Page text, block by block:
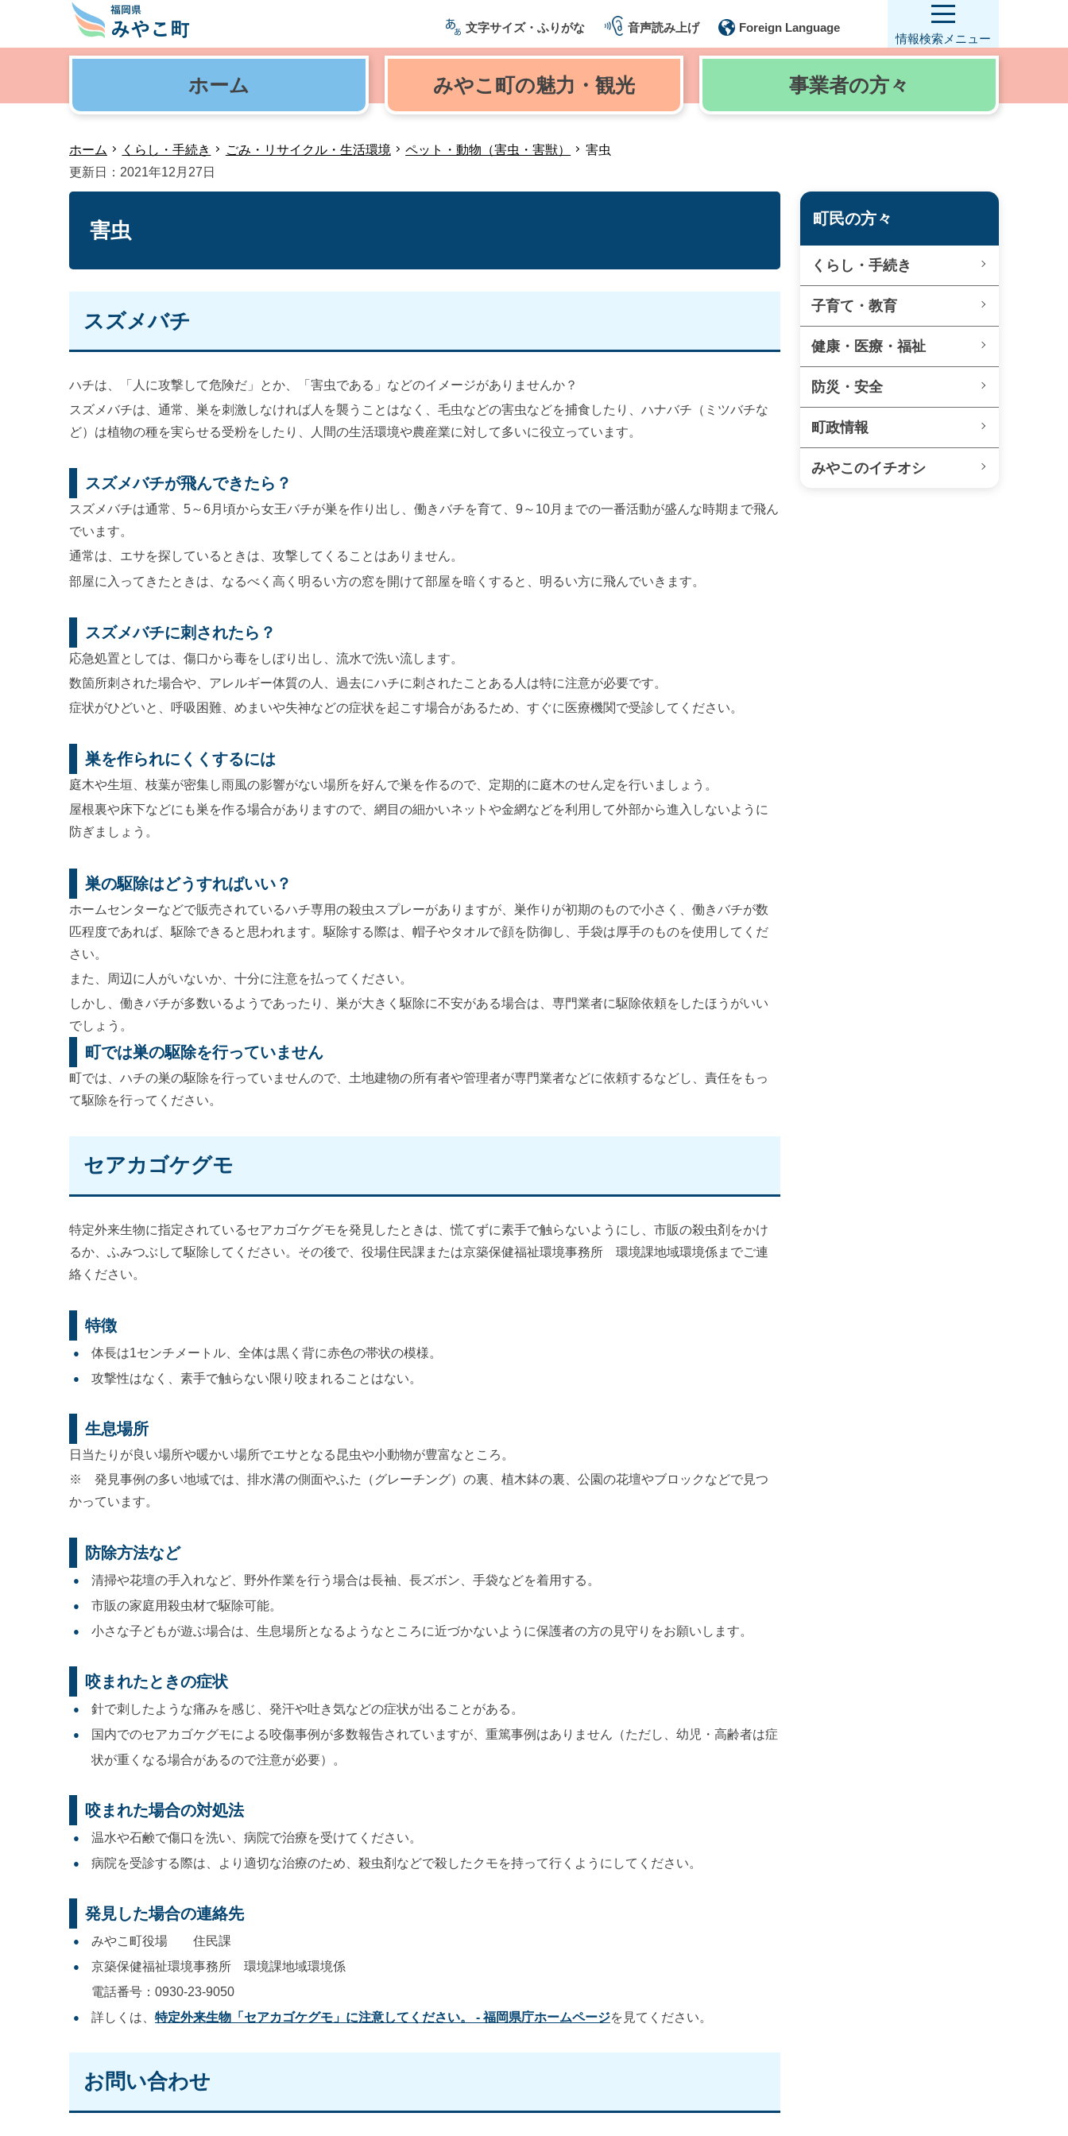
文字サイズ・ふりがな 音声読み上げ
Foreign Language
情報検索 メニュー
ホーム みやこ町の魅力・観光 事業者の方々
ホーム くらし・手続き ごみ・リサイクル・生活環境 ペット・動物（害虫・害獣）
害虫
更新日：2021年12月27日
害虫
スズメバチ
ハチは、「人に攻撃して危険だ」とか、「害虫である」などのイメージがありませんか？
スズメバチは、通常、巣を刺激しなければ人を襲うことはなく、毛虫などの害虫などを捕食したり、ハナバチ（ミツバチな
ど）は植物の種を実らせる受粉をしたり、人間の生活環境や農産業に対して多いに役立っています。
スズメバチが飛んできたら？
スズメバチは通常、5～6月頃から女王バチが巣を作り出し、働きバチを育て、9～10月までの一番活動が盛んな時期まで飛ん
でいます。
通常は、エサを探しているときは、攻撃してくることはありません。
部屋に入ってきたときは、なるべく高く明るい方の窓を開けて部屋を暗くすると、明るい方に飛んでいきます。
スズメバチに刺されたら？
応急処置としては、傷口から毒をしぼり出し、流水で洗い流します。
数箇所刺された場合や、アレルギー体質の人、過去にハチに刺されたことある人は特に注意が必要です。
症状がひどいと、呼吸困難、めまいや失神などの症状を起こす場合があるため、すぐに医療機関で受診してください。
巣を作られにくくするには
庭木や生垣、枝葉が密集し雨風の影響がない場所を好んで巣を作るので、定期的に庭木のせん定を行いましょう。
屋根裏や床下などにも巣を作る場合がありますので、網目の細かいネットや金網などを利用して外部から進入しないように
防ぎましょう。
巣の駆除はどうすればいい？
ホームセンターなどで販売されているハチ専用の殺虫スプレーがありますが、巣作りが初期のもので小さく、働きバチが数
匹程度であれば、駆除できると思われます。駆除する際は、帽子やタオルで顔を防御し、手袋は厚手のものを使用してくだ
さい。
また、周辺に人がいないか、十分に注意を払ってください。
しかし、働きバチが多数いるようであったり、巣が大きく駆除に不安がある場合は、専門業者に駆除依頼をしたほうがいい
でしょう。
町では巣の駆除を行っていません
町では、ハチの巣の駆除を行っていませんので、土地建物の所有者や管理者が専門業者などに依頼するなどし、責任をもっ
て駆除を行ってください。
セアカゴケグモ
特定外来生物に指定されているセアカゴケグモを発見したときは、慌てずに素手で触らないようにし、市販の殺虫剤をかけ
るか、ふみつぶして駆除してください。その後で、役場住民課または京築保健福祉環境事務所 環境課地域環境係までご連
絡ください。
特徴
体長は1センチメートル、全体は黒く背に赤色の帯状の模様。
攻撃性はなく、素手で触らない限り咬まれることはない。
生息場所
日当たりが良い場所や暖かい場所でエサとなる昆虫や小動物が豊富なところ。
※ 発見事例の多い地域では、排水溝の側面やふた（グレーチング）の裏、植木鉢の裏、公園の花壇やブロックなどで見つ
かっています。
防除方法など
清掃や花壇の手入れなど、野外作業を行う場合は長袖、長ズボン、手袋などを着用する。
市販の家庭用殺虫材で駆除可能。
小さな子どもが遊ぶ場合は、生息場所となるようなところに近づかないように保護者の方の見守りをお願いします。
咬まれたときの症状
針で刺したような痛みを感じ、発汗や吐き気などの症状が出ることがある。
国内でのセアカゴケグモによる咬傷事例が多数報告されていますが、重篤事例はありません（ただし、幼児・高齢者は症
状が重くなる場合があるので注意が必要）。
咬まれた場合の対処法
温水や石鹸で傷口を洗い、病院で治療を受けてください。
病院を受診する際は、より適切な治療のため、殺虫剤などで殺したクモを持って行くようにしてください。
発見した場合の連絡先
みやこ町役場 住民課
京築保健福祉環境事務所 環境課地域環境係
電話番号：0930-23-9050
詳しくは、 特定外来生物「セアカゴケグモ」に注意してください。 - 福岡県庁ホームページを見てください。
お問い合わせ
町民の方々
くらし・手続き
子育て・教育
健康・医療・福祉
防災・安全
町政情報
みやこのイチオシ